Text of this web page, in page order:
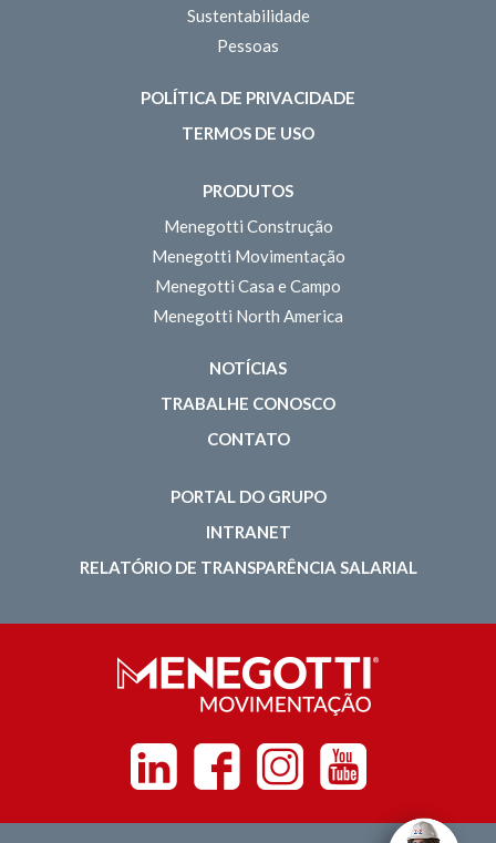
Sustentabilidade
Pessoas
POLÍTICA DE PRIVACIDADE
TERMOS DE USO
PRODUTOS
Menegotti Construção
Menegotti Movimentação
Menegotti Casa e Campo
Menegotti North America
NOTÍCIAS
TRABALHE CONOSCO
CONTATO
PORTAL DO GRUPO
INTRANET
RELATÓRIO DE TRANSPARÊNCIA SALARIAL
Linkedin FacebookInstagramYoutube